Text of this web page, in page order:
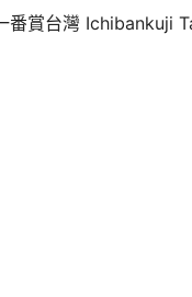
番賞台灣 Ichibankuji